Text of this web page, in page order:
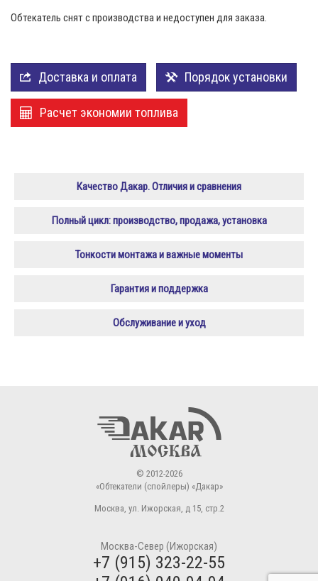
Обтекатель снят с производства и недоступен для заказа.
Доставка и оплата Порядок установки
Расчет экономии топлива
Качество Дакар. Отличия и сравнения
Полный цикл: производство, продажа, установка
Тонкости монтажа и важные моменты
Гарантия и поддержка
Обслуживание и уход
© 2012-2026
«Обтекатели (спойлеры) «Дакар»
Москва ул. Ижорская, д 15, стр.2
Москва-Север (Ижорская)
+7 (915) 323-22-55